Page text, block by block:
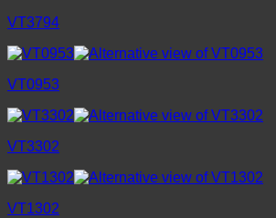
VT3794
VT0953
VT3302
VT1302